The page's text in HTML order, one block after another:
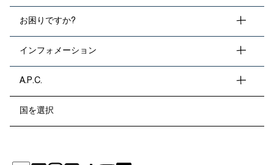
お困りですか?
インフォメーション
A.P.C.
国を選択